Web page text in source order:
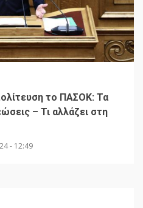
το ΠΑΣΟΚ: Τα
– Τι αλλάζει στη
- 12:49